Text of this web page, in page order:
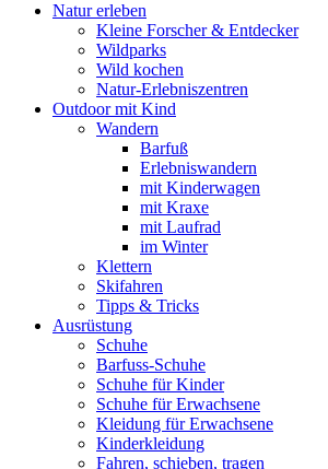
Natur erleben
Kleine Forscher & Entdecker
Wildparks
Wild kochen
Natur-Erlebniszentren
Outdoor mit Kind
Wandern
Barfuß
Erlebniswandern
mit Kinderwagen
mit Kraxe
mit Laufrad
im Winter
Klettern
Skifahren
Tipps & Tricks
Ausrüstung
Schuhe
Barfuss-Schuhe
Schuhe für Kinder
Schuhe für Erwachsene
Kleidung für Erwachsene
Kinderkleidung
Fahren, schieben, tragen